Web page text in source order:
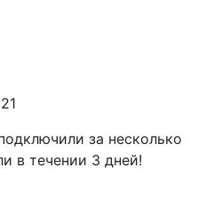
за несколько
в течении 3 дней!